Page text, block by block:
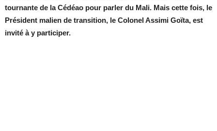
tournante de la Cédéao pour parler du Mali. Mais cette fois, le
Président malien de transition, le Colonel Assimi Goïta, est
invité à y participer.